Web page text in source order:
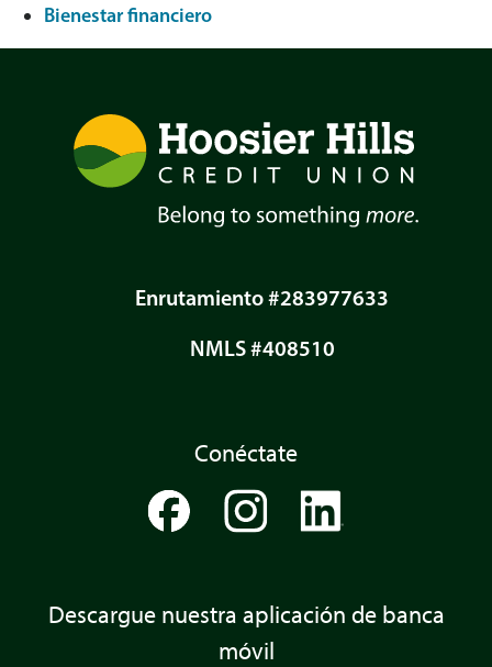
Bienestar financiero
Enrutamiento #283977633
NMLS #408510
Conéctate
Descargue nuestra aplicación de banca
móvil